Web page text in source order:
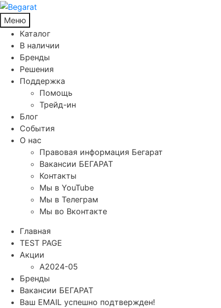
Меню
Каталог
В наличии
Бренды
Решения
Поддержка
Помощь
Трейд-ин
Блог
События
О нас
Правовая информация Бегарат
Вакансии БЕГАРАТ
Контакты
Мы в YouTube
Мы в Телеграм
Мы во Вконтакте
Главная
TEST PAGE
Акции
A2024-05
Бренды
Вакансии БЕГАРАТ
Ваш EMAIL успешно подтвержден!